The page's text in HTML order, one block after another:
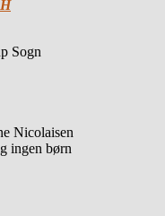
Sogn
Nicolaisen
ingen børn